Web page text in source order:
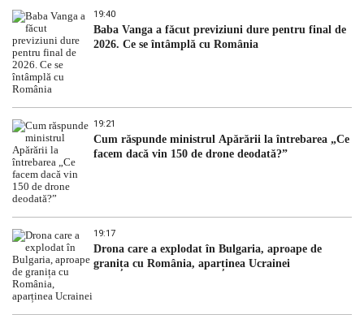
19:40
Baba Vanga a făcut previziuni dure pentru final de
2026. Ce se întâmplă cu România
19:21
Cum răspunde ministrul Apărării la întrebarea „Ce
facem dacă vin 150 de drone deodată?”
19:17
Drona care a explodat în Bulgaria, aproape de
granița cu România, aparținea Ucrainei